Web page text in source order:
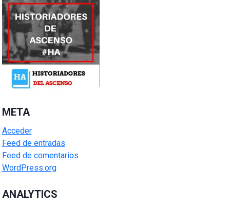
META
Acceder
Feed de entradas
Feed de comentarios
WordPress.org
ANALYTICS